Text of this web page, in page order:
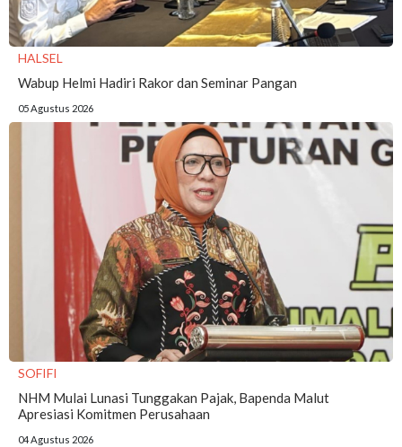
HALSEL
Wabup Helmi Hadiri Rakor dan Seminar Pangan
05 Agustus 2026
SOFIFI
NHM Mulai Lunasi Tunggakan Pajak, Bapenda Malut
Apresiasi Komitmen Perusahaan
04 Agustus 2026